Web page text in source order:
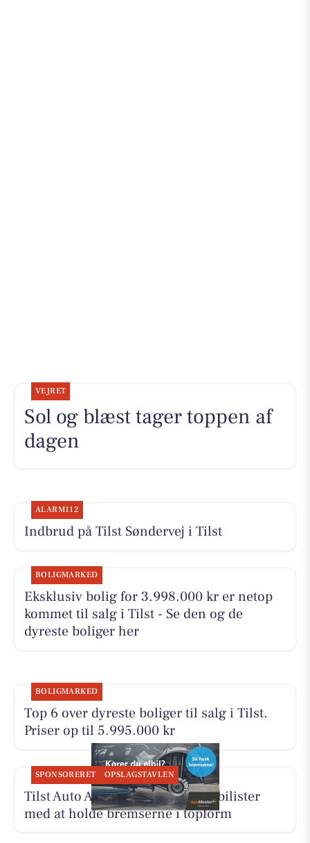
VEJRET
Sol og blæst tager toppen af
dagen
ALARM112
Indbrud på Tilst Søndervej i Tilst
BOLIGMARKED
Eksklusiv bolig for 3.998.000 kr er netop
kommet til salg i Tilst - Se den og de
dyreste boliger her
BOLIGMARKED
Top 6 over dyreste boliger til salg i Tilst.
Priser op til 5.995.000 kr
SPONSORERET OPSLAGSTAVLEN
Tilst Auto Aarhus ApS hjælper elbilister
med at holde bremserne i topform